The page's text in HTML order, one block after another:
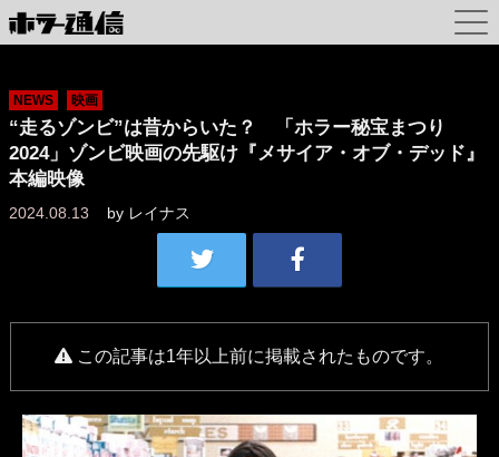
NEWS 映画
“走るゾンビ”は昔からいた？ 「ホラー秘宝まつり
2024」ゾンビ映画の先駆け『メサイア・オブ・デッド』
本編映像
2024.08.13 by レイナス
この記事は1年以上前に掲載されたものです。